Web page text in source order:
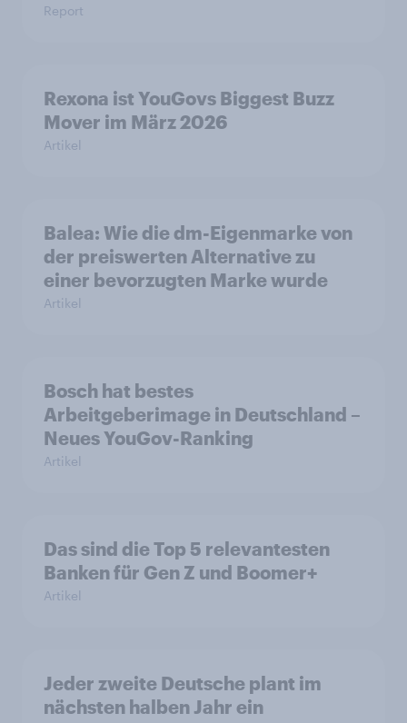
Report
Rexona ist YouGovs Biggest Buzz
Mover im März 2026
Artikel
Balea: Wie die dm-Eigenmarke von
der preiswerten Alternative zu
einer bevorzugten Marke wurde
Artikel
Bosch hat bestes
Arbeitgeberimage in Deutschland –
Neues YouGov-Ranking
Artikel
Das sind die Top 5 relevantesten
Banken für Gen Z und Boomer+
Artikel
Jeder zweite Deutsche plant im
nächsten halben Jahr ein